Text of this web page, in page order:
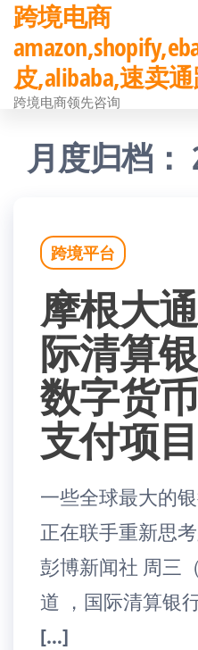
前
往
内
跨境电商
皮,alibaba,速卖
跨境电商领先咨询
月度归档：
跨境平台
摩根大
际清算
数字货
支付项目
一些全球最大的
正在联手重新思
彭博新闻社 周三
道 ，国际清算银
[…]